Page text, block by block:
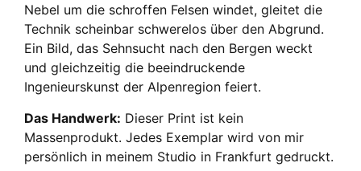
Nebel um die schroffen Felsen windet, gleitet die
Technik scheinbar schwerelos über den Abgrund.
Ein Bild, das Sehnsucht nach den Bergen weckt
und gleichzeitig die beeindruckende
Ingenieurskunst der Alpenregion feiert.
Das Handwerk: Dieser Print ist kein
Massenprodukt. Jedes Exemplar wird von mir
persönlich in meinem Studio in Frankfurt gedruckt.